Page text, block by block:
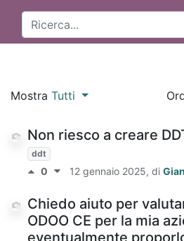
Mostra Tutti
Non riesco a creare
ddt
0 12 gennaio 2025, di
Chiedo aiuto per
ODOO CE per la mia